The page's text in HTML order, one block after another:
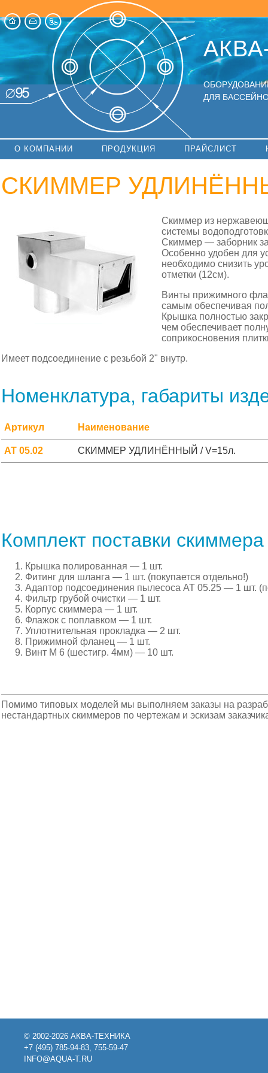
ДЛЯ
О КОМПАНИИ ПРОДУКЦИЯ ПРАЙСЛИСТ
СКИММЕР
Скиммер из
системы
Скиммер — заборник
Особенно удобен для
необходимо снизить
отметки (12см).
Винты прижимного
самым обеспечивая
Крышка полностью
чем обеспечивает
соприкосновения
Имеет подсоединение с резьбой 2" внутр.
Номенклатура, габариты
Артикул Наименование
АТ 05.02 СКИММЕР УДЛИНЁННЫЙ / V=15л.
Комплект поставки скиммера
Крышка полированная — 1 шт.
Фитинг для шланга — 1 шт. (покупается отдельно!)
Адаптор подсоединения пылесоса АТ 05.25 — 1 шт.
Фильтр грубой очистки — 1 шт.
Корпус скиммера — 1 шт.
Флажок с поплавком — 1 шт.
Уплотнительная прокладка — 2 шт.
Прижимной фланец — 1 шт.
Винт М 6 (шестигр. 4мм) — 10 шт.
Помимо типовых моделей мы выполняем заказы на
нестандартных скиммеров по чертежам и эскизам
© 2002-2026 АКВА-ТЕХНИКА
+7 (495) 785-94-83, 755-59-47
INFO@AQUA-T.RU